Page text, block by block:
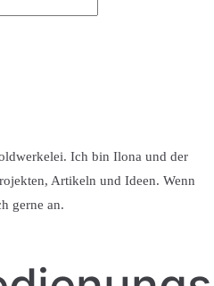
Ich bin Ilona und der
Artikeln und Ideen. Wenn
gerne an.